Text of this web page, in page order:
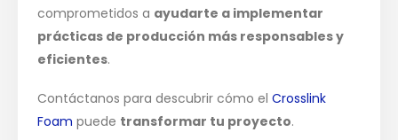
comprometidos a ayudarte a implementar
prácticas de producción más responsables y
eficientes.
Contáctanos para descubrir cómo elCrosslink
Foam puede transformar tu proyecto.